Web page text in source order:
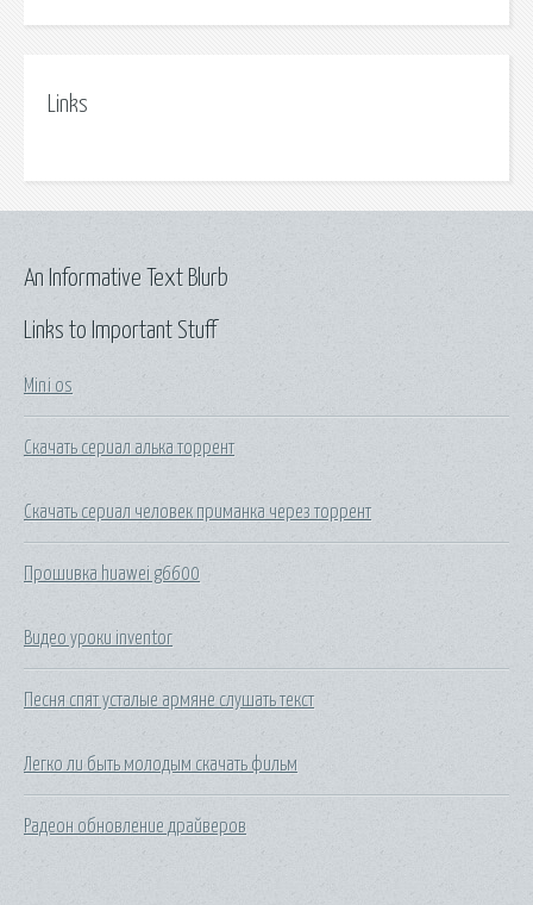
Links
Links to Important Stuff
Mini os
Скачать сериал алька торрент
Скачать сериал человек приманка через торрент
Прошивка huawei g6600
Видео уроки inventor
Песня спят усталые армяне слушать текст
Легко ли быть молодым скачать фильм
Радеон обновление драйверов
An Informative Text Blurb